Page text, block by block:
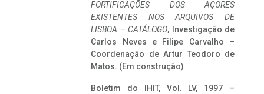
FORTIFICAÇÕES DOS AÇORES
EXISTENTES NOS ARQUIVOS DE
LISBOA – CATÁLOGO, Investigação de
Carlos Neves e Filipe Carvalho –
Coordenação de Artur Teodoro de
Matos. (Em construção)
Boletim do IHIT, Vol. LV, 1997 –